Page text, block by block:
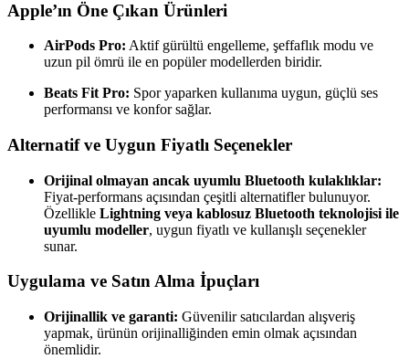
Apple’ın Öne Çıkan Ürünleri
AirPods Pro: Aktif gürültü engelleme, şeffaflık modu ve
uzun pil ömrü ile en popüler modellerden biridir.
Beats Fit Pro: Spor yaparken kullanıma uygun, güçlü ses
performansı ve konfor sağlar.
Alternatif ve Uygun Fiyatlı Seçenekler
Orijinal olmayan ancak uyumlu Bluetooth kulaklıklar:
Fiyat-performans açısından çeşitli alternatifler bulunuyor.
Özellikle Lightning veya kablosuz Bluetooth teknolojisi ile
uyumlu modeller, uygun fiyatlı ve kullanışlı seçenekler
sunar.
Uygulama ve Satın Alma İpuçları
Orijinallik ve garanti: Güvenilir satıcılardan alışveriş
yapmak, ürünün orijinalliğinden emin olmak açısından
önemlidir.